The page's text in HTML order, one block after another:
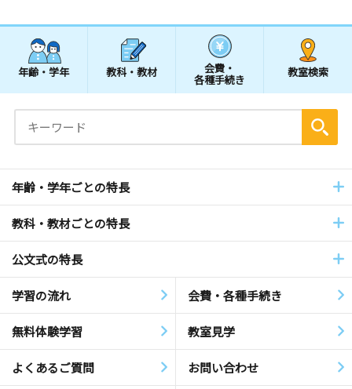
年齢・学年 教科・教材 会費・
各種手続き
教室検索
年齢・学年ごとの特長
教科・教材ごとの特長
公文式の特長
学習の流れ 会費・各種手続き
無料体験学習 教室見学
よくあるご質問 お問い合わせ